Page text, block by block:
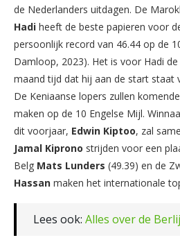
de Nederlanders uitdagen. De
Hadi heeft de beste papieren voor
persoonlijk record van 46.44 op de
Damloop, 2023). Het is voor Hadi
maand tijd dat hij aan de start staat
De Keniaanse lopers zullen
maken op de 10 Engelse Mijl.
dit voorjaar, Edwin Kiptoo, zal
Jamal Kiprono strijden voor een
Belg Mats Lunders (49.39) en de
Hassan maken het internationale
Lees ook: Alles over de